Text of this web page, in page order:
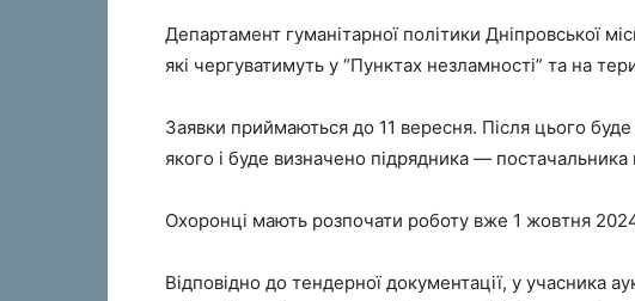
Департамент гуманітарної політики Дніпровської
які чергуватимуть у “Пунктах незламності” та на
Заявки приймаються до 11 вересня. Після цього
якого і буде визначено підрядника — постачальника
Охоронці мають розпочати роботу вже 1 жовтня
Відповідно до тендерної документації, у учасника